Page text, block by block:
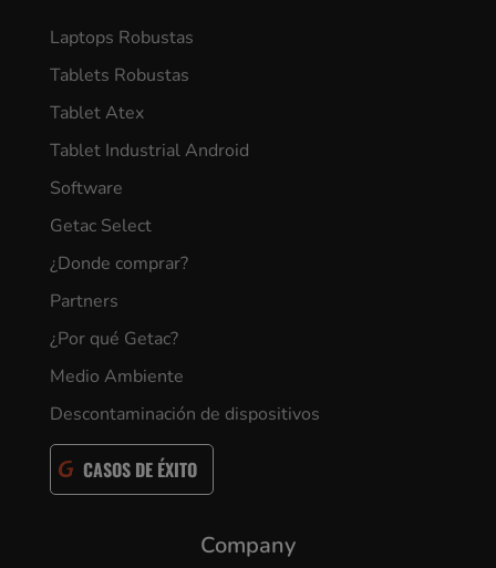
Laptops Robustas
Tablets Robustas
Tablet Atex
Tablet Industrial Android
Software
Getac Select
¿Donde comprar?
Partners
¿Por qué Getac?
Medio Ambiente
Descontaminación de dispositivos
CASOS DE ÉXITO
Company